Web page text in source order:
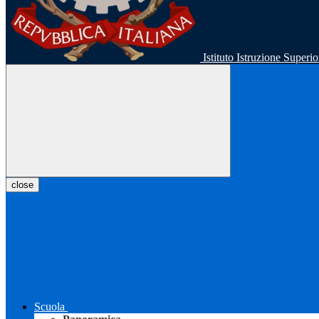
Istituto Istruzione
close
Scuola